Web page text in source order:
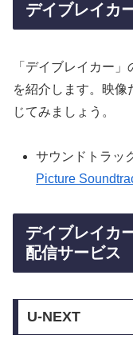
デイブレイカ
「デイブレイカー
を紹介します。映
じてみましょう。
サウンドトラッ
Picture
デイブレイカ
配信サービス
U-NEXT